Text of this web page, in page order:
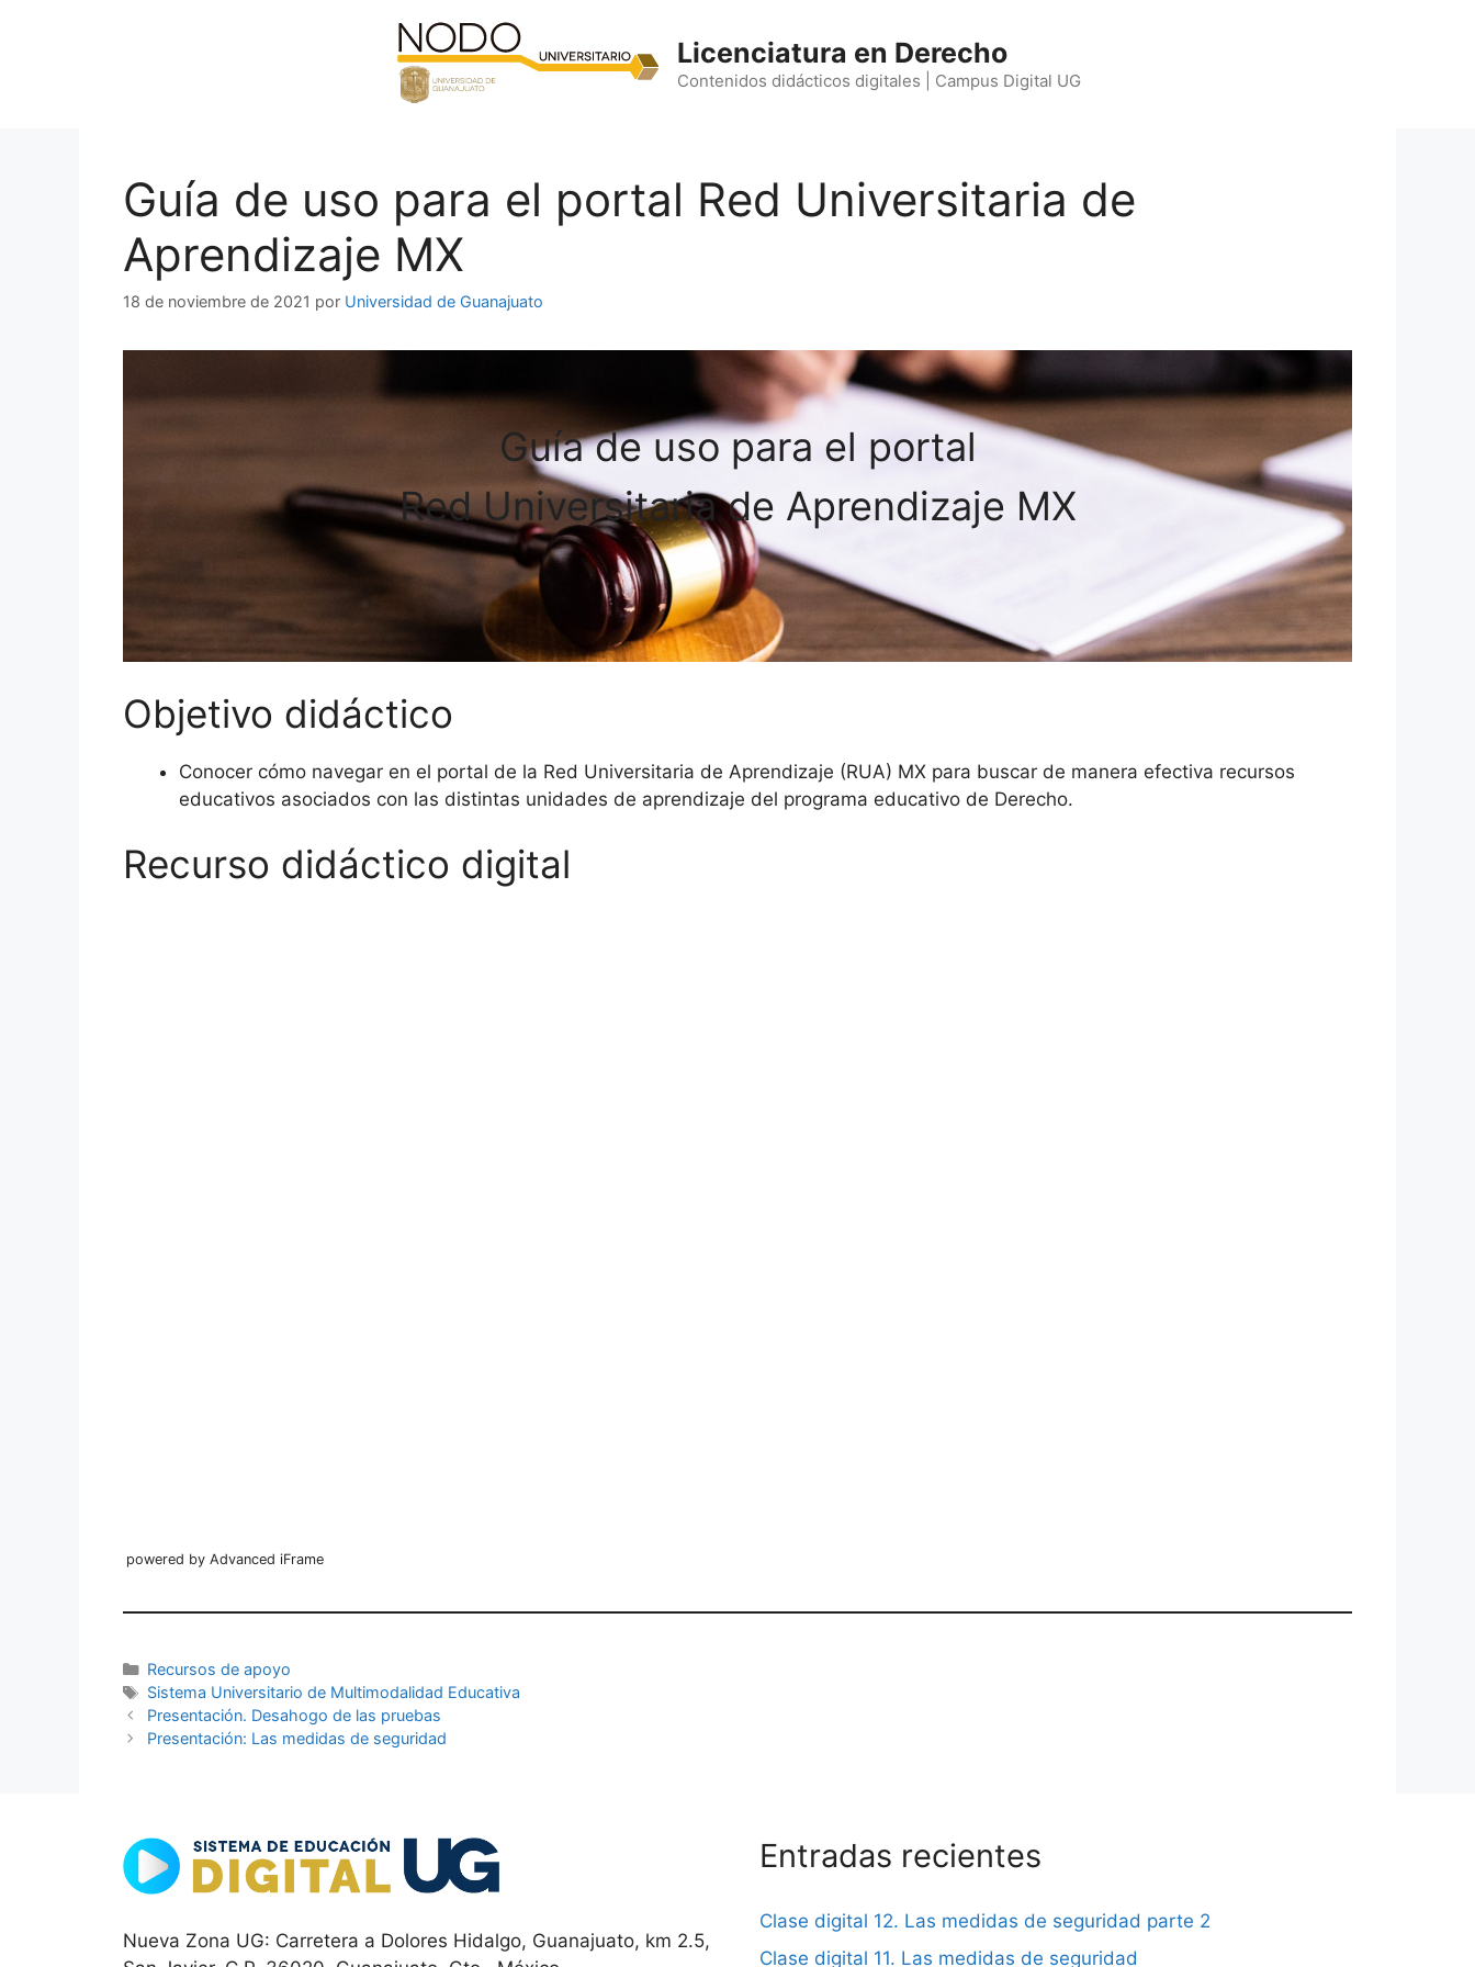
Licenciatura en Derecho
Contenidos didácticos digitales | Campus Digital UG
Guía de uso para el portal Red Universitaria de
Aprendizaje MX
18 de noviembre de 2021 por Universidad de Guanajuato
Guía de uso para el portal
Red Universitaria de Aprendizaje MX
Objetivo didáctico
Conocer cómo navegar en el portal de la Red Universitaria de Aprendizaje (RUA) MX para buscar de manera efectiva recursos
educativos asociados con las distintas unidades de aprendizaje del programa educativo de Derecho.
Recurso didáctico digital
powered by Advanced iFrame
Categorías
Recursos de apoyo
Etiquetas
Sistema Universitario de Multimodalidad Educativa
Presentación. Desahogo de las pruebas
Presentación: Las medidas de seguridad
Nueva Zona UG: Carretera a Dolores Hidalgo, Guanajuato, km 2.5,
Entradas recientes
Clase digital 12. Las medidas de seguridad parte 2
Clase digital 11. Las medidas de seguridad